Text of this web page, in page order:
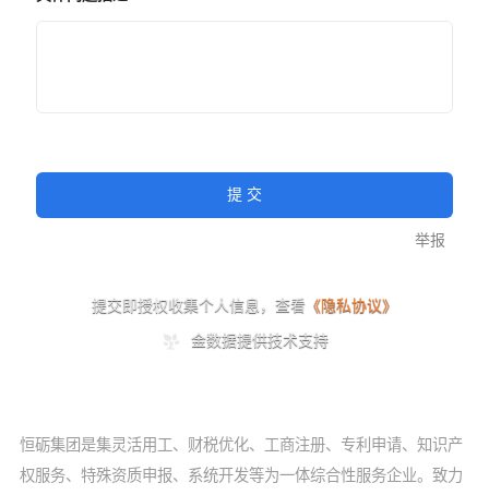
恒砺集团是集灵活用工、财税优化、工商注册、专利申请、知识产
权服务、特殊资质申报、系统开发等为一体综合性服务企业。致力